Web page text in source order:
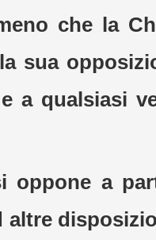
che la
sua
a qualsiasi
oppone a
altre